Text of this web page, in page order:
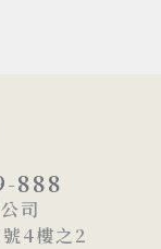
888
司
4樓之2